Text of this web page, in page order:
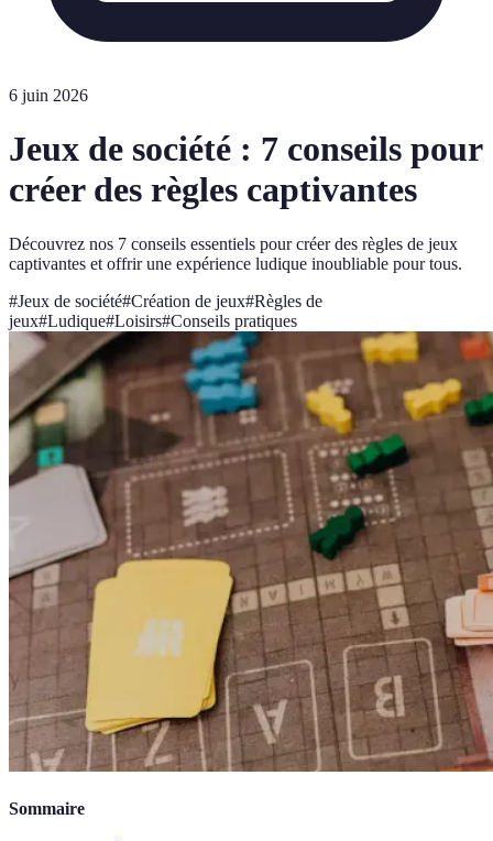
6 juin 2026
Jeux de société : 7 conseils pour
créer des règles captivantes
Découvrez nos 7 conseils essentiels pour créer des règles de jeux
captivantes et offrir une expérience ludique inoubliable pour tous.
#Jeux de société#Création de jeux#Règles de
jeux#Ludique#Loisirs#Conseils pratiques
Sommaire